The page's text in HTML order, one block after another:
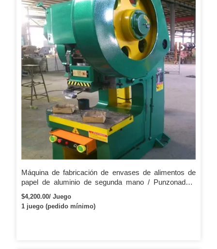
Máquina de fabricación de envases de alimentos de
papel de aluminio de segunda mano / Punzonadora
neumática de alta precisión Seyi SN1-160
$4,200.00/ Juego
1 juego (pedido mínimo)